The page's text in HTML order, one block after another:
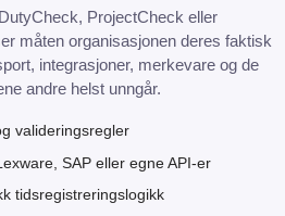
ProjectCheck eller
måten organisasjonen deres faktisk
integrasjoner, merkevare og de
andre helst unngår.
valideringsregler
SAP eller egne API-er
tidsregistreringslogikk